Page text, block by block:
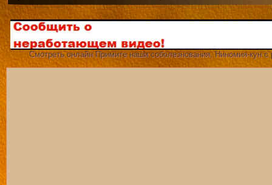
Смотреть онлайн Примите наши соболезнования, Ниномия-кун с